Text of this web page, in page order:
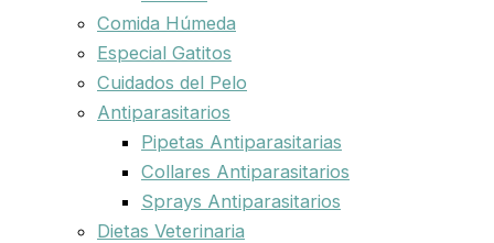
Comida Húmeda
Especial Gatitos
Cuidados del Pelo
Antiparasitarios
Pipetas Antiparasitarias
Collares Antiparasitarios
Sprays Antiparasitarios
Dietas Veterinaria